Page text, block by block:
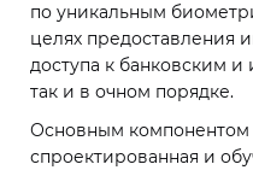
по уникальным
целях предоставления
доступа к банковским
так и в очном порядке.
Основным компонентом
спроектированная и